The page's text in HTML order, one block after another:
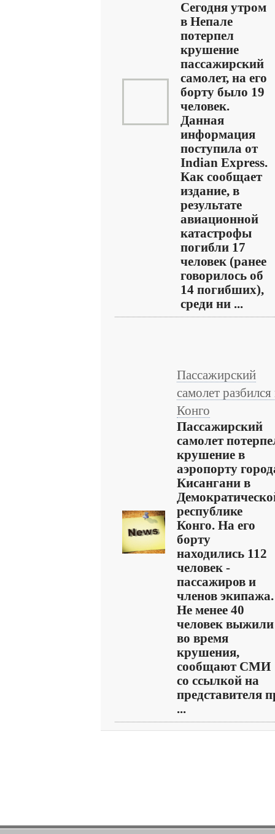
Сегодня утром
в Непале
потерпел
крушение
пассажирский
самолет, на его
борту было 19
человек.
Данная
информация
поступила от
Indian Express.
Как сообщает
издание, в
результате
авиационной
катастрофы
погибли 17
человек (ранее
говорилось об
14 погибших),
среди ни ...
Пассажирский
самолет разбился
Конго
Пассажирский
самолет
крушение в
аэропорту
Кисангани в
республике
Конго. На его
борту
находились 112
человек -
пассажиров и
членов экипажа.
Не менее 40
человек выжили
во время
крушения,
сообщают СМИ
со ссылкой на
представителя
...